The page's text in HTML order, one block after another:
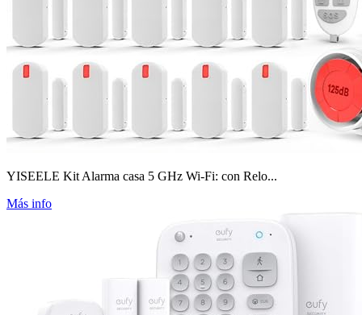
YISEELE Kit Alarma casa 5 GHz Wi-Fi: con Relo...
Más info